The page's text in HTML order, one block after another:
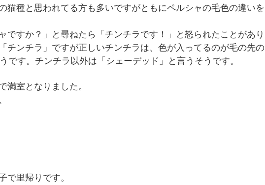
猫種と思われてる方も多いですがともにペルシャの毛色の違いを
ですか？」と尋ねたら「チンチラです！」と怒られたことがあり
チンチラ」ですが正しいチンチラは、色が入ってるのが毛の先の
です。チンチラ以外は「シェーデッド」と言うそうです。
満室となりました。
で里帰りです。